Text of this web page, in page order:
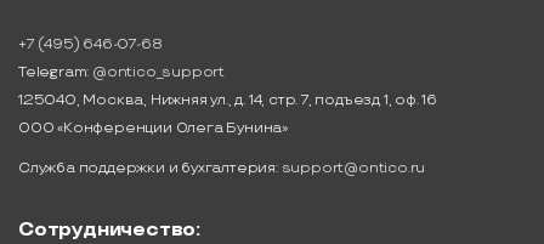
+7 (495) 646-07-68
Telegram: @ontico_support
125040, Москва, Нижняя ул., д. 14, стр. 7, подъезд 1, оф. 16
ООО «Конференции Олега Бунина»
Служба поддержки и бухгалтерия: support@ontico.ru
Сотрудничество: